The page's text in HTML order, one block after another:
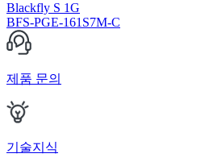
Blackfly S 1G
BFS-PGE-161S7M-C
제품 문의
기술지식